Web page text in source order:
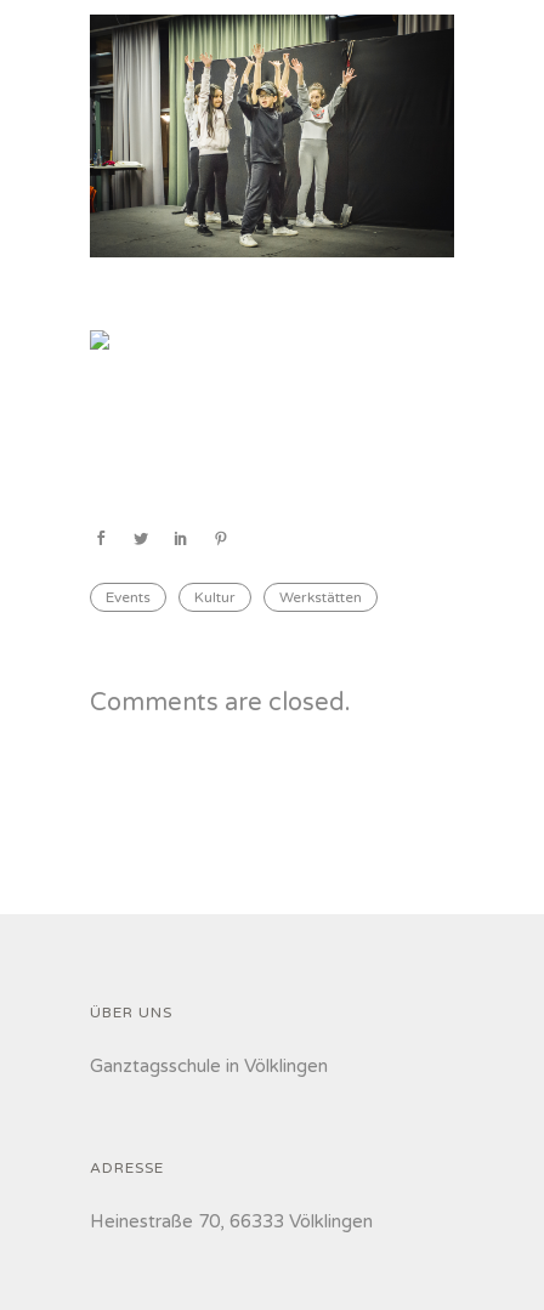
Events Kultur Werkstätten
Comments are closed.
ÜBER UNS
Ganztagsschule in Völklingen
ADRESSE
Heinestraße 70, 66333 Völklingen